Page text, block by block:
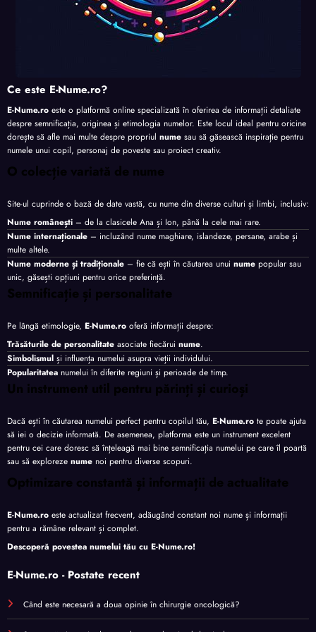
Ce este E-Nume.ro?
E-Nume.ro este o platformă online specializată în oferirea de informații detaliate
despre semnificația, originea și etimologia numelor. Este locul ideal pentru oricine
dorește să afle mai multe despre propriul nume sau să găsească inspirație pentru
numele unui copil, personaj de poveste sau proiect creativ.
O colecție variată de nume
Site-ul cuprinde o bază de date vastă, cu nume din diverse culturi și limbi, inclusiv:
Nume românești – de la clasicele Ana și Ion, până la cele mai rare.
Nume internaționale – incluzând nume maghiare, islandeze, persane, arabe și
multe altele.
Nume moderne și tradiționale – fie că ești în căutarea unui nume popular sau
unic, găsești opțiuni pentru orice preferință.
Semnificație și personalitate
Pe lângă etimologie, E-Nume.ro oferă informații despre:
Trăsăturile de personalitate asociate fiecărui nume.
Simbolismul și influența numelui asupra vieții individului.
Popularitatea numelui în diferite regiuni și perioade de timp.
Un instrument util pentru părinți și curioși
Dacă ești în căutarea numelui perfect pentru copilul tău, E-Nume.ro te poate ajuta
să iei o decizie informată. De asemenea, platforma este un instrument excelent
pentru cei care doresc să înțeleagă mai bine semnificația numelui pe care îl poartă
sau să exploreze nume noi pentru diverse scopuri.
Optimizare constantă și informații de actualitate
E-Nume.ro este actualizat frecvent, adăugând constant noi nume și informații
pentru a rămâne relevant și complet.
Descoperă povestea numelui tău cu E-Nume.ro!
E-Nume.ro - Postate recent
Când este necesară a doua opinie în chirurgie oncologică?